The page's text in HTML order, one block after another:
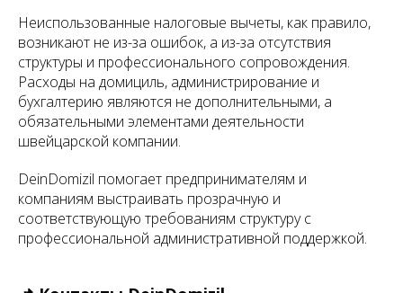
Неиспользованные налоговые вычеты, как правило,
возникают не из-за ошибок, а из-за отсутствия
структуры и профессионального сопровождения.
Расходы на домициль, администрирование и
бухгалтерию являются не дополнительными, а
обязательными элементами деятельности
швейцарской компании.
DeinDomizil помогает предпринимателям и
компаниям выстраивать прозрачную и
соответствующую требованиям структуру с
профессиональной административной поддержкой.